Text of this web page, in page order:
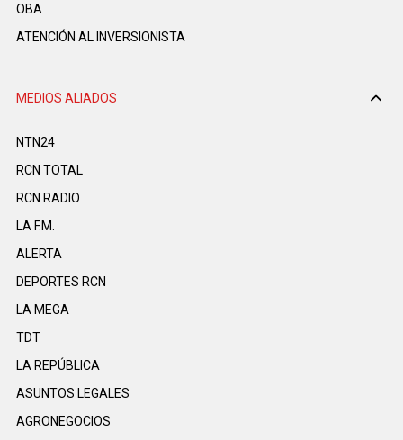
OBA
ATENCIÓN AL INVERSIONISTA
MEDIOS ALIADOS
NTN24
RCN TOTAL
RCN RADIO
LA F.M.
ALERTA
DEPORTES RCN
LA MEGA
TDT
LA REPÚBLICA
ASUNTOS LEGALES
AGRONEGOCIOS